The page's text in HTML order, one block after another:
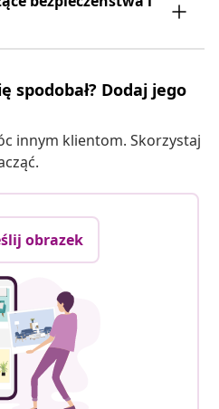
spodobał? Dodaj jego
innym klientom. Skorzystaj
obrazek